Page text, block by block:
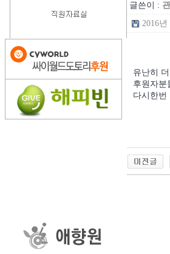
글쓴이 :
2016
유난히
후원자분
다시한번